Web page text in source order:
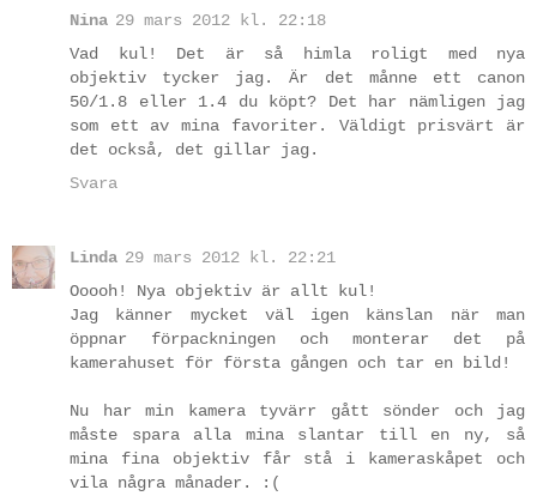
Nina 29 mars 2012 kl. 22:18
Vad kul! Det är så himla roligt med nya
objektiv tycker jag. Är det månne ett canon
50/1.8 eller 1.4 du köpt? Det har nämligen jag
som ett av mina favoriter. Väldigt prisvärt är
det också, det gillar jag.
Svara
Linda 29 mars 2012 kl. 22:21
Ooooh! Nya objektiv är allt kul!
Jag känner mycket väl igen känslan när man
öppnar förpackningen och monterar det på
kamerahuset för första gången och tar en bild!
Nu har min kamera tyvärr gått sönder och jag
måste spara alla mina slantar till en ny, så
mina fina objektiv får stå i kameraskåpet och
vila några månader. :(